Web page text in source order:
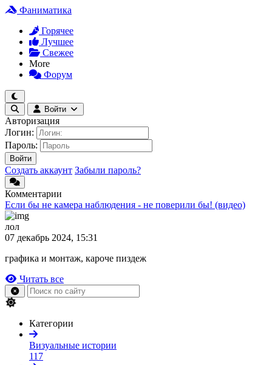
Фаниматика
Горячее
Лучшее
Свежее
More
Форум
Войти
Авторизация
Логин:
Пароль:
Войти
Создать аккаунт Забыли пароль?
Комментарии
Если бы не камера наблюдения - не поверили бы! (видео)
лол
07 декабрь 2024, 15:31
графика и монтаж, кароче пиздеж
Читать все
Категории
Визуальные истории
117